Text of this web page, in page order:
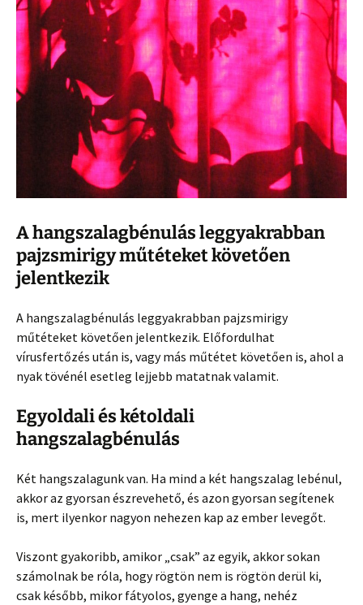
A hangszalagbénulás leggyakrabban
pajzsmirigy műtéteket követően
jelentkezik
A hangszalagbénulás leggyakrabban pajzsmirigy
műtéteket követően jelentkezik. Előfordulhat
vírusfertőzés után is, vagy más műtétet követően is, ahol a
nyak tövénél esetleg lejjebb matatnak valamit.
Egyoldali és kétoldali
hangszalagbénulás
Két hangszalagunk van. Ha mind a két hangszalag lebénul,
akkor az gyorsan észrevehető, és azon gyorsan segítenek
is, mert ilyenkor nagyon nehezen kap az ember levegőt.
Viszont gyakoribb, amikor „csak” az egyik, akkor sokan
számolnak be róla, hogy rögtön nem is rögtön derül ki,
csak később, mikor fátyolos, gyenge a hang, nehéz